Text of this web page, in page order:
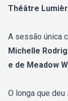
Théâtre
A sessão única
Michelle
e de Meadow
O longa que